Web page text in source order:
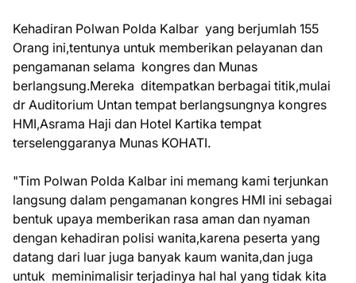
Kehadiran Polwan Polda Kalbar yang berjumlah 155
Orang ini,tentunya untuk memberikan pelayanan dan
pengamanan selama kongres dan Munas
berlangsung.Mereka ditempatkan berbagai titik,mulai
dr Auditorium Untan tempat berlangsungnya kongres
HMI,Asrama Haji dan Hotel Kartika tempat
terselenggaranya Munas KOHATI.
"Tim Polwan Polda Kalbar ini memang kami terjunkan
langsung dalam pengamanan kongres HMI ini sebagai
bentuk upaya memberikan rasa aman dan nyaman
dengan kehadiran polisi wanita,karena peserta yang
datang dari luar juga banyak kaum wanita,dan juga
untuk meminimalisir terjadinya hal hal yang tidak kita